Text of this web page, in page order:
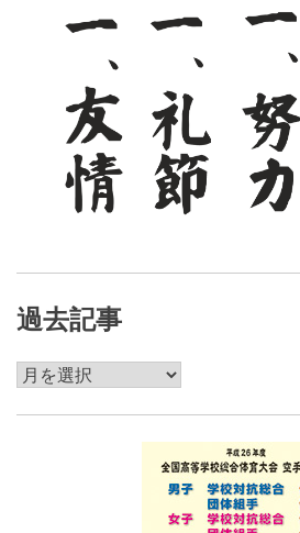
過去記事
過